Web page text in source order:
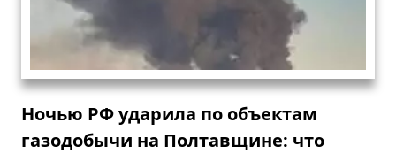
Ночью РФ ударила по объектам
газодобычи на Полтавщине: что